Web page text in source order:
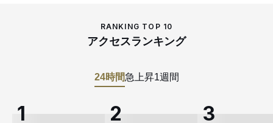
RANKING TOP 10
アクセスランキング
24時間急上昇1週間